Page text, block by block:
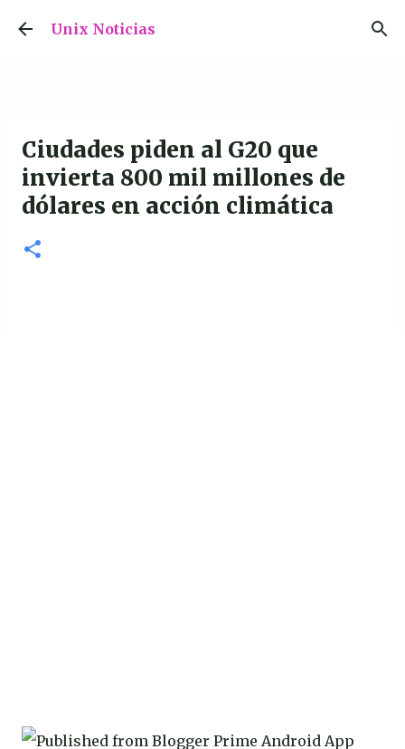
Ir al contenido principal
Unix Noticias
Ciudades piden al G20 que
invierta 800 mil millones de
dólares en acción climática